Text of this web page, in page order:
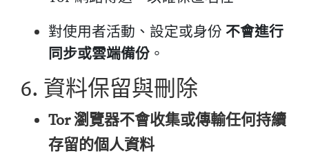
對使用者活動、設定或身份 不會進行
同步或雲端備份 。
6. 資料保留與刪除
Tor 瀏覽器不會收集或傳輸任何持續
存留的個人資料